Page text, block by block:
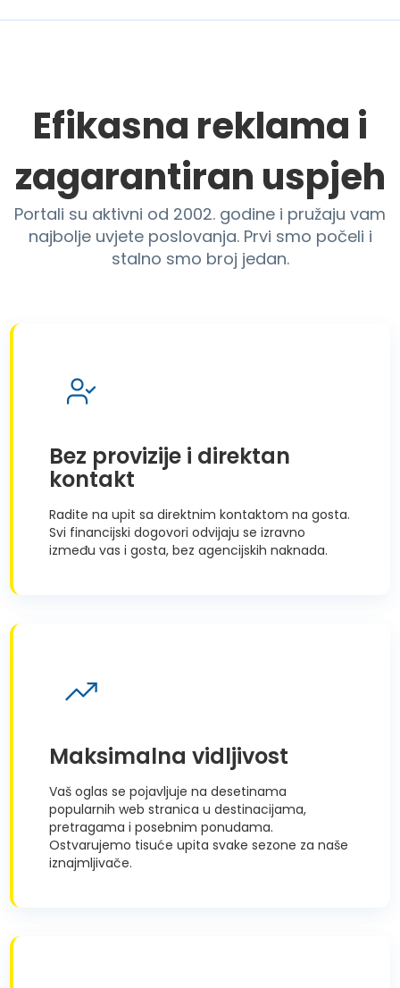
Efikasna reklama i
zagarantiran uspjeh
Portali su aktivni od 2002. godine i pružaju vam
najbolje uvjete poslovanja. Prvi smo počeli i
stalno smo broj jedan.
Bez provizije i direktan
kontakt
Radite na upit sa direktnim kontaktom na gosta.
Svi financijski dogovori odvijaju se izravno
između vas i gosta, bez agencijskih naknada.
Maksimalna vidljivost
Vaš oglas se pojavljuje na desetinama
popularnih web stranica u destinacijama,
pretragama i posebnim ponudama.
Ostvarujemo tisuće upita svake sezone za naše
iznajmljivače.